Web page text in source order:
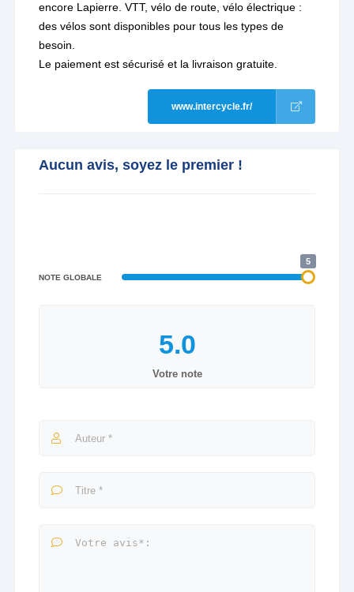
encore Lapierre. VTT, vélo de route, vélo électrique :
des vélos sont disponibles pour tous les types de
besoin.
Le paiement est sécurisé et la livraison gratuite.
www.intercycle.fr/
Aucun avis, soyez le premier !
NOTE GLOBALE
5
Votre note